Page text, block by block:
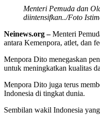
Menteri Pemuda dan
diintensifkan../Foto
Neinews.org –Menteri
antara Kemenpora, atlet, dan
Menpora Dito menegaskan
untuk meningkatkan kualitas
Menpora Dito juga terus
Indonesia di tingkat dunia.
Sembilan wakil Indonesia